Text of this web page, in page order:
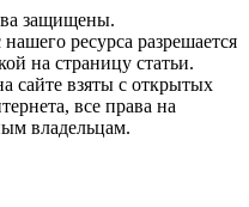
защищены.
ресурса разрешается
на страницу статьи.
сайте взяты с открытых
все права на
владельцам.